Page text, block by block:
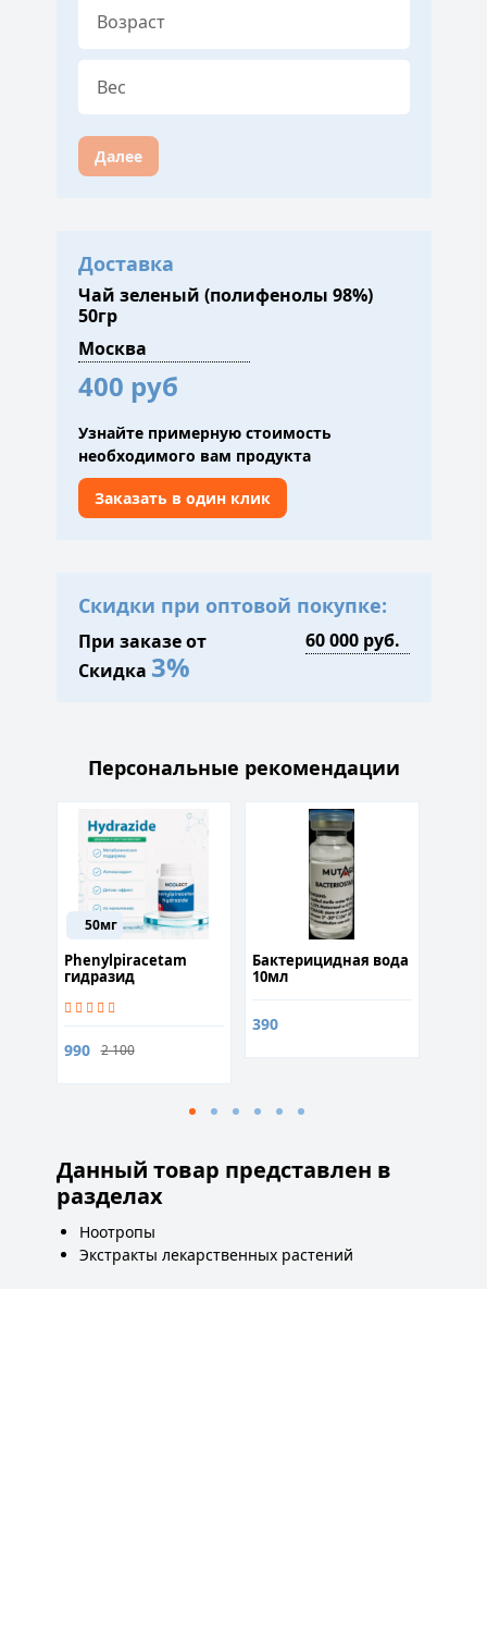
Далее
Доставка
Чай зеленый (полифенолы 98%)
50гр
400 руб
Узнайте примерную стоимость
необходимого вам продукта
Заказать в один клик
Скидки при оптовой покупке:
При заказе от
Скидка 3%
Персональные рекомендации
50мг
Phenylpiracetam
гидразид
Hydrazide) 25капсул
990 2 100
Бактерицидная вода
10мл
390
Данный товар представлен в
разделах
Ноотропы
Экстракты лекарственных растений